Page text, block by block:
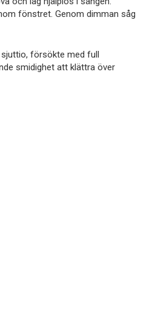
fönstret. Genom dimman såg
försökte med full
smidighet att klättra över